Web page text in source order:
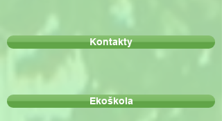
Kontakty
Ekoškola